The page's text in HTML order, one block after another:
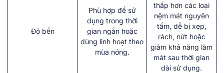
Độ bền
Phù hợp để sử
dụng trong thời
gian ngắn hoặc
dùng linh hoạt theo
mùa nóng.
thấp hơn các loại
nệm mát nguyên
tấm, dễ bị xẹp,
rách, nứt hoặc
giảm khả năng làm
mát sau thời gian
dài sử dụng.